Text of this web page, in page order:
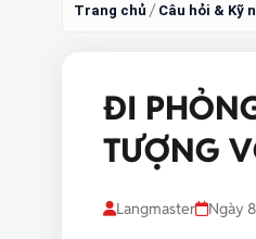
Trang chủ / Câu hỏi & Kỹ
ĐI
TƯỢNG
Langmaster Ngày